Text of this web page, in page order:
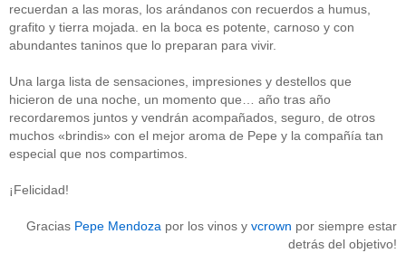
recuerdan a las moras, los arándanos con recuerdos a humus,
grafito y tierra mojada. en la boca es potente, carnoso y con
abundantes taninos que lo preparan para vivir.
Una larga lista de sensaciones, impresiones y destellos que
hicieron de una noche, un momento que… año tras año
recordaremos juntos y vendrán acompañados, seguro, de otros
muchos «brindis» con el mejor aroma de Pepe y la compañía tan
especial que nos compartimos.
¡Felicidad!
Gracias Pepe Mendoza por los vinos y vcrown por siempre estar
detrás del objetivo!